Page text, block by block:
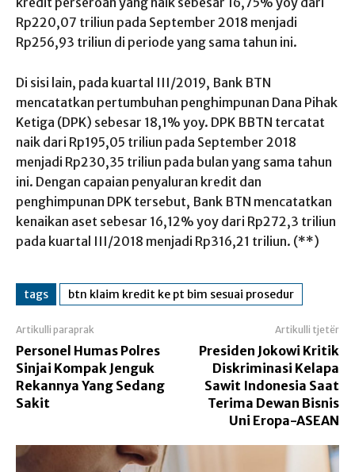
Rp220,07 triliun pada September 2018 menjadi
Rp256,93 triliun di periode yang sama tahun ini.
Di sisi lain, pada kuartal III/2019, Bank BTN
mencatatkan pertumbuhan penghimpunan Dana Pihak
Ketiga (DPK) sebesar 18,1% yoy. DPK BBTN tercatat
naik dari Rp195,05 triliun pada September 2018
menjadi Rp230,35 triliun pada bulan yang sama tahun
ini. Dengan capaian penyaluran kredit dan
penghimpunan DPK tersebut, Bank BTN mencatatkan
kenaikan aset sebesar 16,12% yoy dari Rp272,3 triliun
pada kuartal III/2018 menjadi Rp316,21 triliun. (**)
tags btn klaim kredit ke pt bim sesuai prosedur
Artikulli paraprak
Personel Humas Polres
Sinjai Kompak Jenguk
Rekannya Yang Sedang
Sakit
Artikulli tjetër
Presiden Jokowi Kritik
Diskriminasi Kelapa
Sawit Indonesia Saat
Terima Dewan Bisnis
Uni Eropa-ASEAN